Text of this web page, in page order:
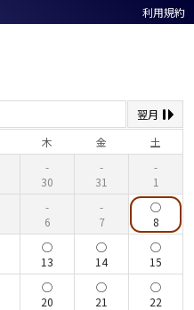
利用規約
翌月
木 金 土
30 31 1
6 7 8
13 14 15
20 21 22